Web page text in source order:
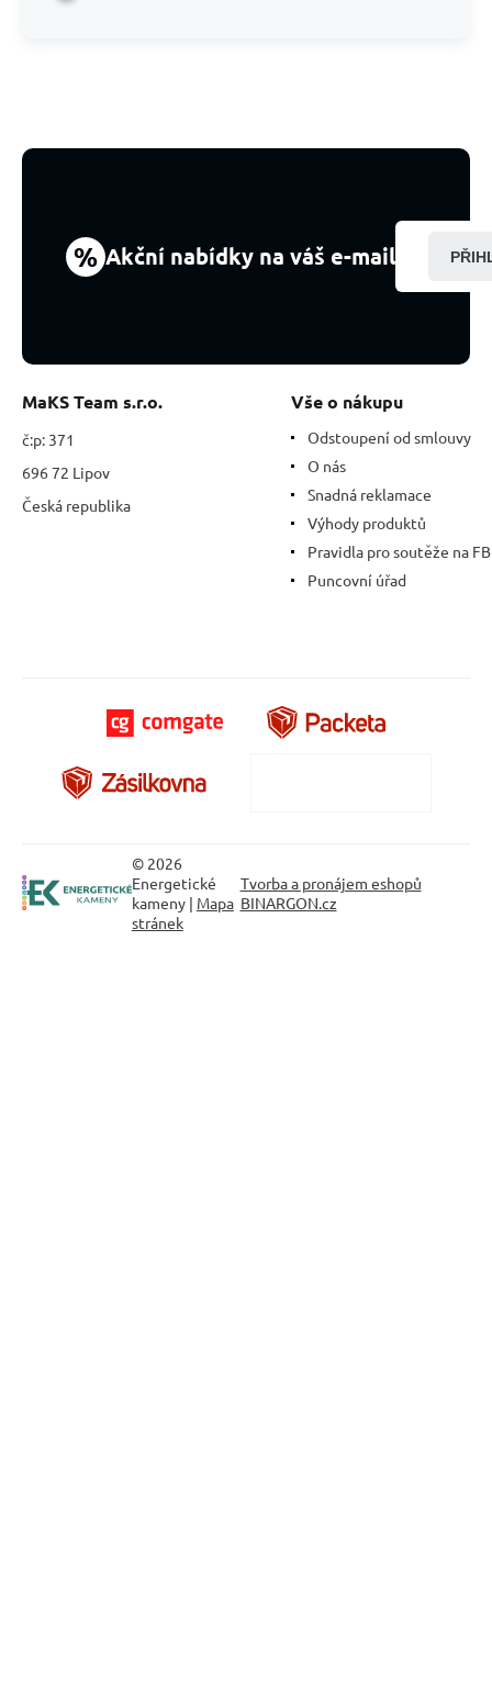
% Akční nabídky na váš e-mail
MaKS Team s.r.o.
č:p: 371
696 72 Lipov
Česká republika
Vše o nákupu
Odstoupení od smlouvy
O nás
Snadná reklamace
Výhody produktů
Pravidla pro soutěže na FB
Puncovní úřad
© 2026
Energetické
kameny | Mapa
stránek
Tvorba a pronájem eshopů
BINARGON.cz